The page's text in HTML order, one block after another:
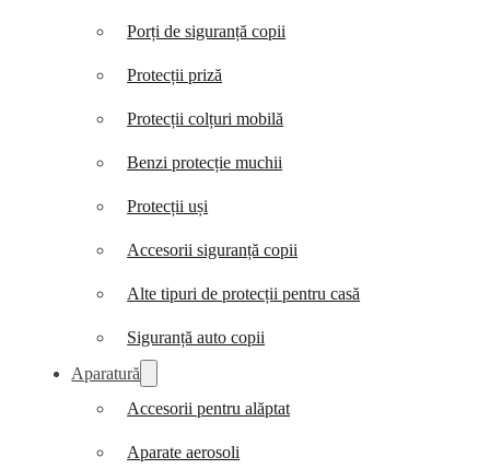
Porți de siguranță copii
Protecții priză
Protecții colțuri mobilă
Benzi protecție muchii
Protecții uși
Accesorii siguranță copii
Alte tipuri de protecții pentru casă
Siguranță auto copii
Aparatură
Accesorii pentru alăptat
Aparate aerosoli